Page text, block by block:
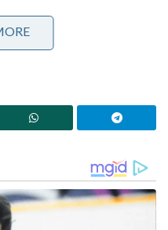
കള്ളക്കേസിൽ
വേണ്ട, പിന്നിൽ
ആഞ്ഞടിച്ച്
വ്യക്തത വരുത്തി
നിരവധി പേർ